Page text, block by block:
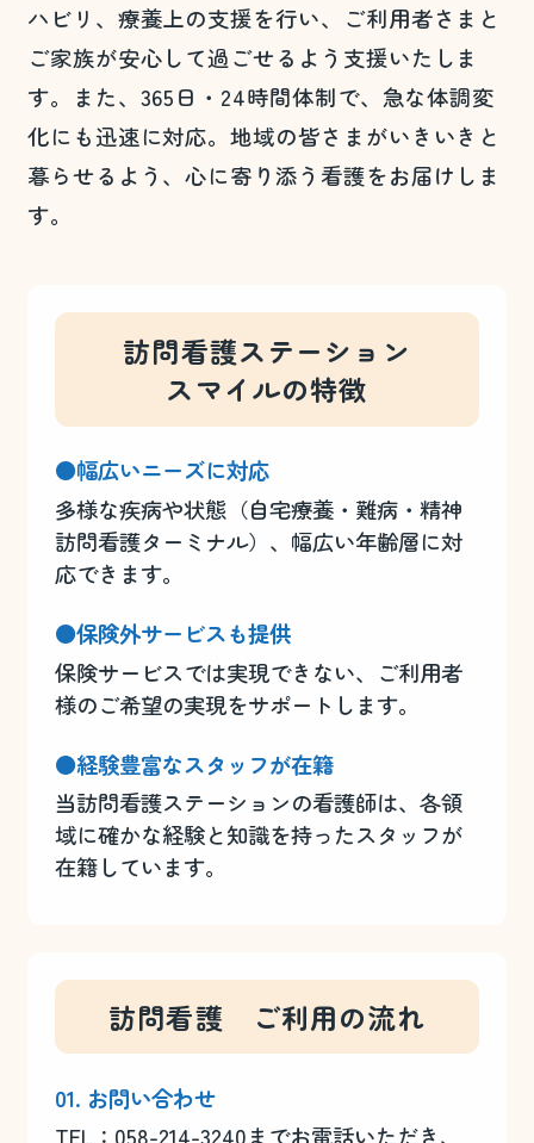
ハビリ、療養上の支援を行い、ご利用者さまと
ご家族が安心して過ごせるよう支援いたしま
す。また、365日・24時間体制で、急な体調変
化にも迅速に対応。地域の皆さまがいきいきと
暮らせるよう、心に寄り添う看護をお届けしま
す。
訪問看護ステーション
スマイルの特徴
●幅広いニーズに対応
多様な疾病や状態（自宅療養・難病・精神
訪問看護ターミナル）、幅広い年齢層に対
応できます。
●保険外サービスも提供
保険サービスでは実現できない、ご利用者
様のご希望の実現をサポートします。
●経験豊富なスタッフが在籍
当訪問看護ステーションの看護師は、各領
域に確かな経験と知識を持ったスタッフが
在籍しています。
訪問看護 ご利用の流れ
01. お問い合わせ
TEL：058-214-3240までお電話いただき、